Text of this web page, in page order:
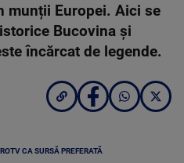
munții Europei. Aici se
Bucovina și
încărcat de legende.
CA SURSĂ PREFERATĂ